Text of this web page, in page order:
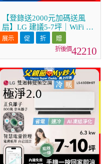
【登錄送2000元加碼送風
扇】LG 建議5-7坪｜WiFi 雙
迴轉變頻空調｜極淨2.0系列
｜AI 氣流 & 奈米離子 (LS-
42210